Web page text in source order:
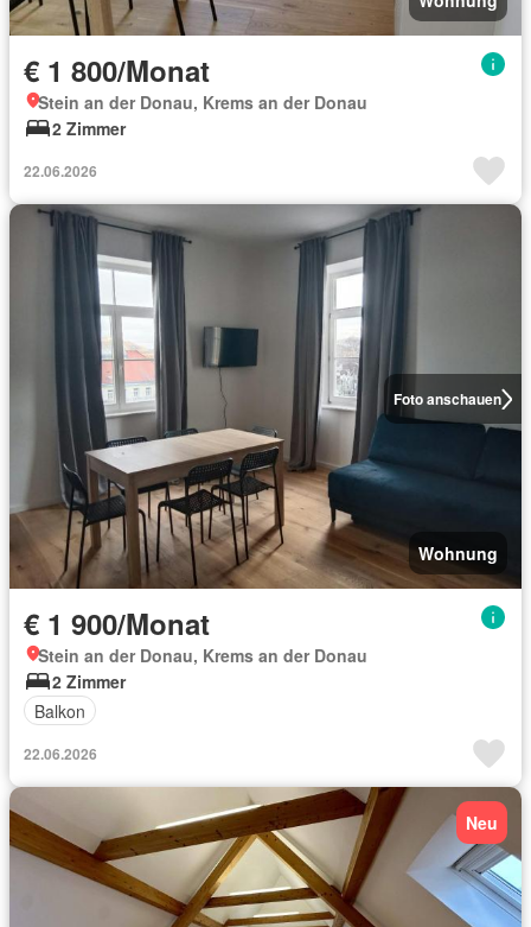
€ 1 800/Monat
Stein an der Donau, Krems an der Donau
2 Zimmer
22.06.2026
Foto anschauen
Wohnung
€ 1 900/Monat
Stein an der Donau, Krems an der Donau
2 Zimmer
Balkon
22.06.2026
Neu